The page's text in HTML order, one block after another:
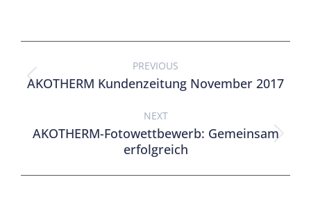
PREVIOUS
AKOTHERM Kundenzeitung November 2017
NEXT
AKOTHERM-Fotowettbewerb: Gemeinsam
erfolgreich